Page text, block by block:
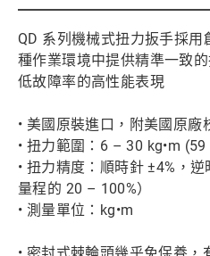
QD 系列機械式扭力扳手採
種作業環境中提供精準一致
低故障率的高性能表現
• 美國原裝進口，附美國原廠
• 扭力範圍：6 – 30 kg•m
• 扭力精度：順時針 ±4%，
量程的 20 – 100%）
• 測量單位：kg•m